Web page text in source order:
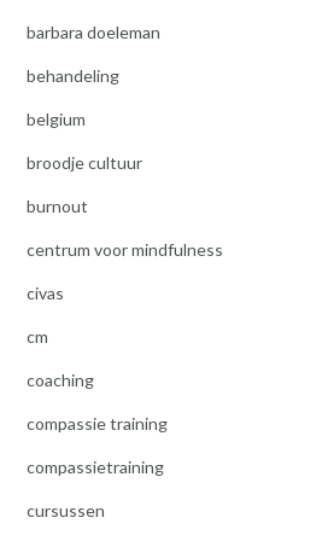
barbara doeleman
behandeling
belgium
broodje cultuur
burnout
centrum voor mindfulness
civas
cm
coaching
compassie training
compassietraining
cursussen